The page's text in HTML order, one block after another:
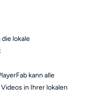
lokale
kann alle
in Ihrer lokalen